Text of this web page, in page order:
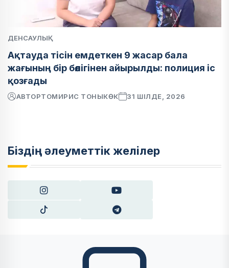
ДЕНСАУЛЫҚ
Ақтауда тісін емдеткен 9 жасар бала
жағының бір бөлігінен айырылды: полиция іс
қозғады
АВТОРТОМИРИС ТОНЫКӨК 31 ШІЛДЕ, 2026
Біздің әлеуметтік желілер